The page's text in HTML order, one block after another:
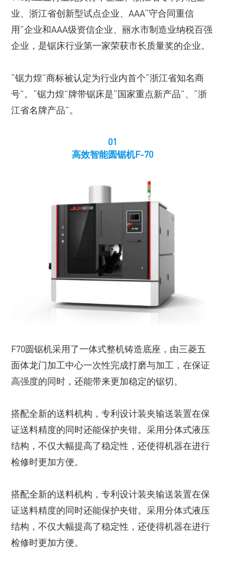
业、浙江省创新型试点企业、AAA“守合同重信
用”企业和AAA级资信企业、丽水市制造业纳税百强
企业，是锯床行业第一家荣获市长质量奖的企业。
“锯力煌”商标被认定为行业内首个“浙江省知名商
号”。“锯力煌”牌带锯床是“国家重点新产品”、“浙
江省名牌产品”。
01
高效智能圆锯机F-70
F70圆锯机采用了一体式整机铸造底座，由三菱五
面体龙门加工中心一次性完成打磨与加工，在保证
高强度的同时，还能带来更加稳定的锯切。
搭配全新的送料机构，专利设计装夹输送装置在保
证送料精度的同时还能保护夹钳。采用分体式液压
结构，不仅大幅提高了稳定性，还使得机器在进行
检修时更加方便。
搭配全新的送料机构，专利设计装夹输送装置在保
证送料精度的同时还能保护夹钳。采用分体式液压
结构，不仅大幅提高了稳定性，还使得机器在进行
检修时更加方便。